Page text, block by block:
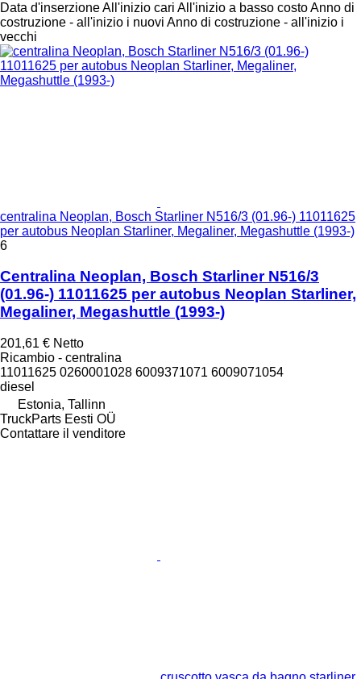
Data d'inserzioneAll'inizio cari All'inizio a basso costoAnno di
costruzione - all'inizio i nuovi Anno di costruzione - all'inizio i
vecchi
centralina Neoplan, Bosch Starliner N516/3 (01.96-) 11011625
per autobus Neoplan Starliner, Megaliner, Megashuttle (1993-)
6
Centralina Neoplan, Bosch Starliner N516/3
(01.96-) 11011625 per autobus Neoplan Starliner,
Megaliner, Megashuttle (1993-)
201,61 € Netto
Ricambio - centralina
11011625 0260001028 6009371071 6009071054
diesel
Estonia, Tallinn
TruckParts Eesti OÜ
Contattare il venditore